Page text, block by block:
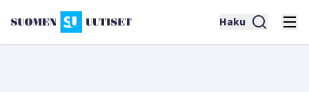
Haku